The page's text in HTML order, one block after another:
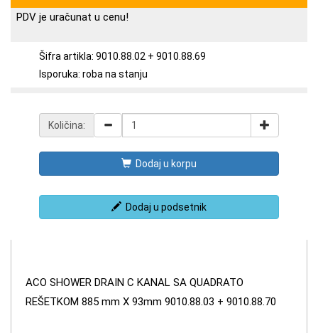
PDV je uračunat u cenu!
Šifra artikla: 9010.88.02 + 9010.88.69
Isporuka: roba na stanju
Količina:
Dodaj u korpu
Dodaj u podsetnik
ACO SHOWER DRAIN C KANAL SA QUADRATO
REŠETKOM 885 mm X 93mm 9010.88.03 + 9010.88.70